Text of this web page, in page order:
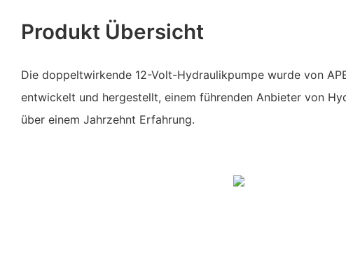
Produkt Übersicht
Die doppeltwirkende 12-Volt-Hydraulikpumpe wurde von
entwickelt und hergestellt, einem führenden Anbieter von
über einem Jahrzehnt Erfahrung.